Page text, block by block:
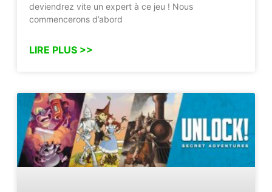
deviendrez vite un expert à ce jeu ! Nous
commencerons d’abord
LIRE PLUS >>